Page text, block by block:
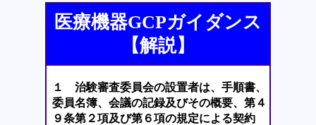
医療機器GCPガイダンス
【解説】
１ 治験審査委員会の設置者は、手順書、
委員名簿、会議の記録及びその概要、第４
９条第２項及び第６項の規定による契約